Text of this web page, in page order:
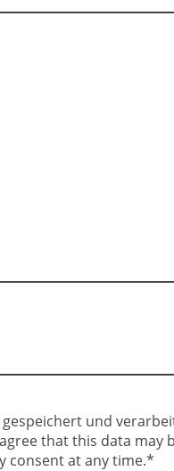
und
that this data may
consent at any time.*